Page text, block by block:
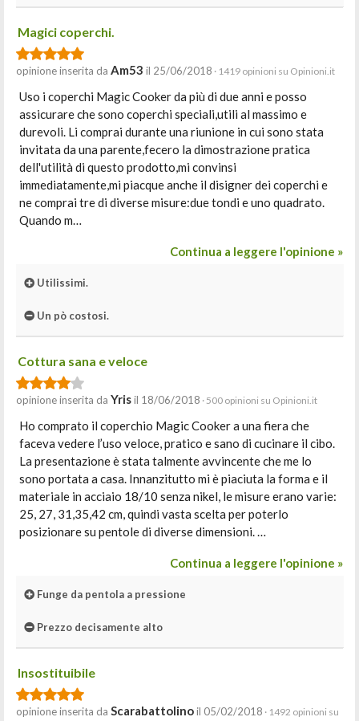
Magici coperchi.
opinione inserita da Am53 il 25/06/2018 · 1419 opinioni su Opinioni.it
Uso i coperchi Magic Cooker da più di due anni e posso
assicurare che sono coperchi speciali,utili al massimo e
durevoli. Li comprai durante una riunione in cui sono stata
invitata da una parente,fecero la dimostrazione pratica
dell'utilità di questo prodotto,mi convinsi
immediatamente,mi piacque anche il disigner dei coperchi e
ne comprai tre di diverse misure:due tondi e uno quadrato.
Quando m…
Continua a leggere l'opinione »
Utilissimi.
Un pò costosi.
Cottura sana e veloce
opinione inserita da Yrisil 18/06/2018 · 500 opinioni su Opinioni.it
Ho comprato il coperchio Magic Cooker a una fiera che
faceva vedere l’uso veloce, pratico e sano di cucinare il cibo.
La presentazione è stata talmente avvincente che me lo
sono portata a casa. Innanzitutto mi è piaciuta la forma e il
materiale in acciaio 18/10 senza nikel, le misure erano varie:
25, 27, 31,35,42 cm, quindi vasta scelta per poterlo
posizionare su pentole di diverse dimensioni. …
Continua a leggere l'opinione »
Funge da pentola a pressione
Prezzo decisamente alto
Insostituibile
opinione inserita da Scarabattolinoil 05/02/2018 · 1492 opinioni su